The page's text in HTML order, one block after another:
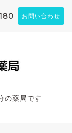
お問い合わせ
の薬局です